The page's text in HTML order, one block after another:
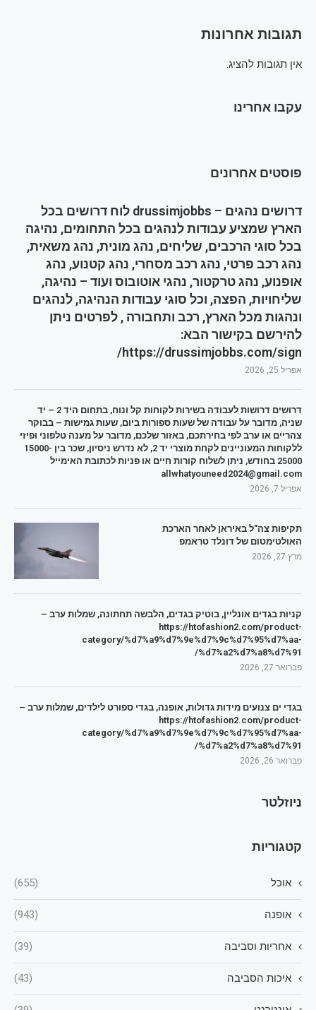
תגובות אחרונות
אין תגובות להציג.
עקבו אחרינו
פוסטים אחרונים
דרושים נהגים – drussimjobbs לוח דרושים בכל
הארץ שמציע עבודות לנהגים בכל התחומים, נהיגה
בכל סוגי הרכבים, שליחים, נהג מונית, נהג משאית,
נהג רכב פרטי, נהג רכב מסחרי, נהג קטנוע, נהג
אופנוע, נהג טרקטור, נהגי אוטובוס ועוד – נהיגה,
שליחויות, הפצה, וכל סוגי עבודות הנהיגה, לנהגים
ונהגות מכל הארץ, רכב ותחבורה , לפרטים ניתן
להירשם בקישור הבא:
https://drussimjobbs.com/sign/
אפריל 25, 2026
דרושים דרושות לעבודה בשירות לקוחות קל ונוח, בתחום היד 2 – יד
שניה, מדובר על עבודה של שעות ספורות ביום, שעות גמישות – בבוקר
צהריים או ערב לפי בחירתכם, באזור שלכם, מדובר על מענה טלפוני ופיזי
ללקוחות המעוניינים לקחת מוצרי יד 2, לא נדרש ניסיון, שכר בין 15000-
25000 בחודש, ניתן לשלוח קורות חיים או פניות לכתובת האימייל
allwhatyouneed2024@gmail.com
אפריל 7, 2026
תקיפות צה"ל באיראן לאחר הארכת
האולטימטום של דונלד טראמפ
מרץ 27, 2026
קניות בגדים אונליין, בוטיק בגדים, הלבשה תחתונה, שמלות ערב –
https://htofashion2.com/product-
category/%d7%a9%d7%9e%d7%9c%d7%95%d7%aa-
%d7%a2%d7%a8%d7%91/
פברואר 27, 2026
בגדי ים צנועים מידות גדולות, אופנה, בגדי ספורט לילדים, שמלות ערב –
https://htofashion2.com/product-
category/%d7%a9%d7%9e%d7%9c%d7%95%d7%aa-
%d7%a2%d7%a8%d7%91/
פברואר 26, 2026
ניוזלטר
קטגוריות
אוכל (655)
אופנה (943)
אחריות וסביבה (39)
איכות הסביבה (43)